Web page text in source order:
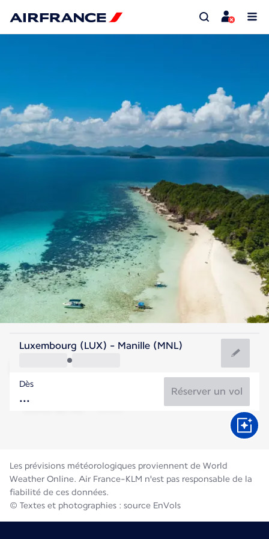
Philippines
Manille
Philippines
Durée du vol
Luxembourg (LUX) - Manille (MNL)
Dès
Réserver un vol
Les prévisions météorologiques proviennent de World
Weather Online. Air France-KLM n'est pas responsable de la
fiabilité de ces données.
© Textes et photographies : source EnVols